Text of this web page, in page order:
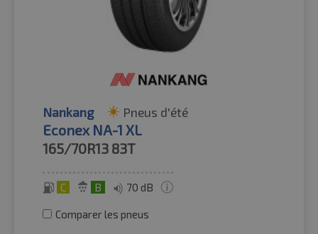
Nankang Pneus d'été
Econex NA-1 XL
165/70R13 83T
C B 70 dB
Comparer les pneus